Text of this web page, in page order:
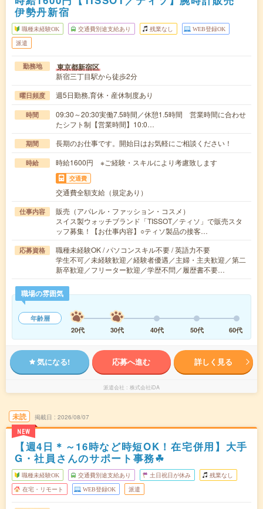
伊勢丹新宿
職種未経験OK 交通費別途支給あり 残業なし WEB登録OK
派遣
勤務地 東京都新宿区
新宿三丁目駅から徒歩2分
曜日頻度 週5日勤務,育休・産休制度あり
時間
09:30～20:30実働7.5時間／休憩1.5時間 営業時間に合わせ
たシフト制【営業時間】10:0…
期間 長期のお仕事です。開始日はお気軽にご相談ください！
時給 時給1600円 ※ご経験・スキルにより考慮致します
交通費
交通費全額支給（規定あり）
仕事内容
販売（アパレル・ファッション・コスメ）
スイス製ウォッチブランド「TISSOT／ティソ」で販売スタ
ッフ募集！【お仕事内容】○ティソ製品の接客…
応募資格
職種未経験OK / パソコンスキル不要 / 英語力不要
学生不可／未経験歓迎／経験者優遇／主婦・主夫歓迎／第二
新卒歓迎／フリーター歓迎／学歴不問／履歴書不要…
職場の雰囲気
年齢層
20代
30代 40代 50代 60代
気になる! 応募へ進む 詳しく見る
派遣会社 株式会社iDA
未読
NEW
掲載日 2026/08/07
【週4日＊～16時など時短OK！在宅併用】大手
G・社員さんのサポート事務☘︎
職種未経験OK 交通費別途支給あり 土日祝日が休み 残業なし
在宅・リモート WEB登録OK 派遣